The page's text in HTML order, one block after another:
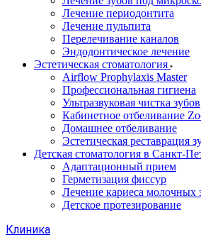
Лечение периодонтита
Лечение пульпита
Перелечивание каналов
Эндодонтическое лечение
Эстетическая стоматология
Airflow Prophylaxis Master
Профессиональная гигиена
Ультразвуковая чистка зубов
Кабинетное отбеливание
Домашнее отбеливание
Эстетическая реставрация
Детская стоматология в Санкт-
Адаптационный прием
Герметизация фиссур
Лечение кариеса молочных
Детское протезирование
Клиника